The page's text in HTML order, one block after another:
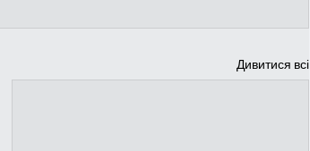
Дивитися всі